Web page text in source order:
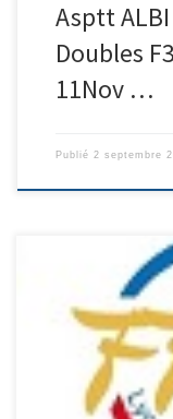
Asptt
Doubles
11Nov …
Publié 2 septembre
SUIVRE LA
les autres rencontres